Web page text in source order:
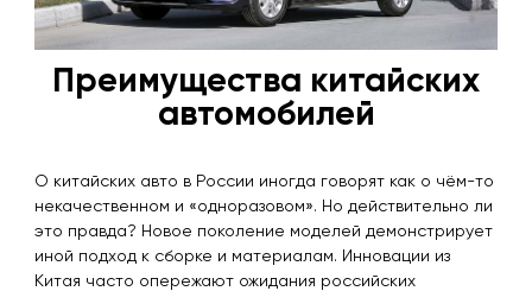
Преимущества китайских
автомобилей
О китайских авто в России иногда говорят как о чём-то
некачественном и «одноразовом». Но действительно ли
это правда? Новое поколение моделей демонстрирует
иной подход к сборке и материалам. Инновации из
Китая часто опережают ожидания российских